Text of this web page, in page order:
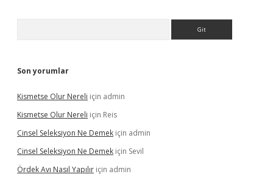
Son yorumlar
Kismetse Olur Nereli için admin
Kismetse Olur Nereli için Reis
Cinsel Seleksiyon Ne Demek için admin
Cinsel Seleksiyon Ne Demek için Sevil
Ördek Avı Nasıl Yapılır için admin